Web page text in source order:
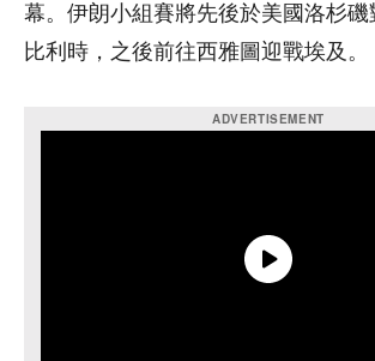
幕。伊朗小組賽將先後於美國洛杉磯
比利時，之後前往西雅圖迎戰埃及。